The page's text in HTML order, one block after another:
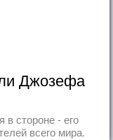
Джозефа
в стороне - его
всего мира.